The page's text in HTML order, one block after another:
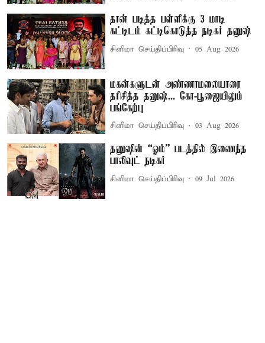
தான் படித்த பள்ளிக்கு 3 மாடி
கட்டிடம் கட்டிகொடுத்த நடிகர் தனுஷ்
சினிமா செய்திப்பிரிவு 05 Aug 2026
மகன்களுடன் அண்ணாமலையாரை
தரிசித்த தனுஷ்... கோ-பூஜையிலும்
பங்கேற்பு
சினிமா செய்திப்பிரிவு 03 Aug 2026
தனுஷின் “ஓம்” படத்தில் இணைந்த
பாலிவுட் நடிகர்
சினிமா செய்திப்பிரிவு 09 Jul 2026